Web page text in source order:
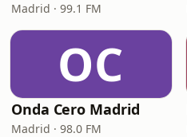
Madrid · 99.1 FM
OC
Onda Cero Madrid
Madrid · 98.0 FM